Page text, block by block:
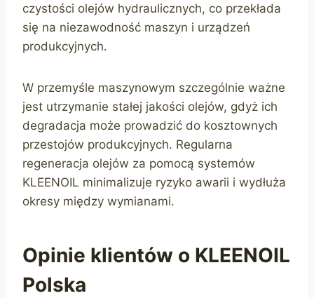
czystości olejów hydraulicznych, co przekłada
się na niezawodność maszyn i urządzeń
produkcyjnych.
W przemyśle maszynowym szczególnie ważne
jest utrzymanie stałej jakości olejów, gdyż ich
degradacja może prowadzić do kosztownych
przestojów produkcyjnych. Regularna
regeneracja olejów za pomocą systemów
KLEENOIL minimalizuje ryzyko awarii i wydłuża
okresy między wymianami.
Opinie klientów o KLEENOIL
Polska